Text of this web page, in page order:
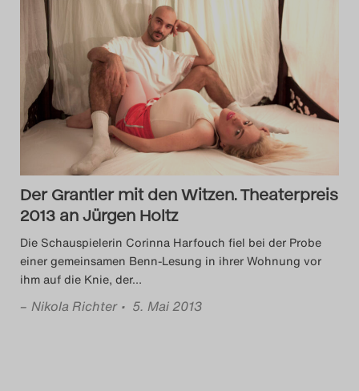
2021
Das Theatertreffen-Blog
2022
Das Theatertreffen-Blog
2023
Das Theatertreffen-Blog
2024
Das Theatertreffen-Blog
2025
Der Grantler mit den Witzen. Theaterpreis
2013 an Jürgen Holtz
Die Schauspielerin Corinna Harfouch fiel bei der Probe
einer gemeinsamen Benn-Lesung in ihrer Wohnung vor
ihm auf die Knie, der…
– Nikola Richter • 5. Mai 2013